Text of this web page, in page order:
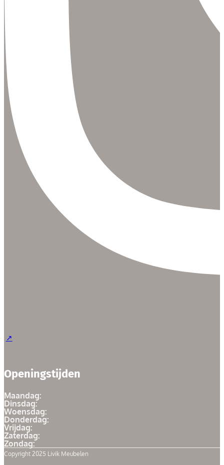
Openingstijden
Maandag:
Dinsdag:
Woensdag:
Donderdag:
Vrijdag:
Zaterdag:
Zondag:
Copyright 2025 Livik Meubelen